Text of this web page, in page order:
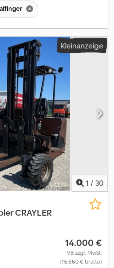
Kleinanzeige
1 / 30
CRAYLER
14.000 €
VB zzgl. MwSt.
(16.660 € brutto)